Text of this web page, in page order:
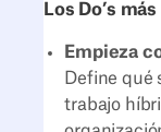
Los Do’s
Empieza
Define qué
trabajo